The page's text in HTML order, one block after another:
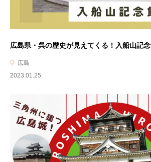
広島県・呉の歴史が見えてくる！入船山記念
広島
2023.01.25